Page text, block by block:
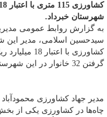
شهرستان خبرداد.
به گزارش روابط عمومی
کشاورزی با
گرفتن 32 خانوار در این شهرستان خبرداد.
مدیر جهاد کشاورزی
چاه‌ها در کشاورزی یکی از